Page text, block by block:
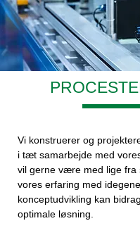
Vi konstruerer og
i tæt samarbejde med
vil gerne være med lige fra
vores erfaring med
konceptudvikling kan
optimale løsning.